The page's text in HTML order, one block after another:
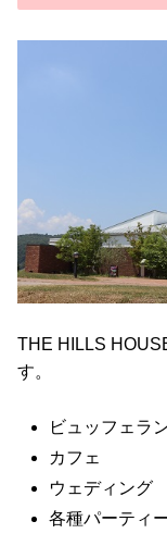
THE HILLS
す。
ビュッフェラ
カフェ
ウェディング
各種パーティ